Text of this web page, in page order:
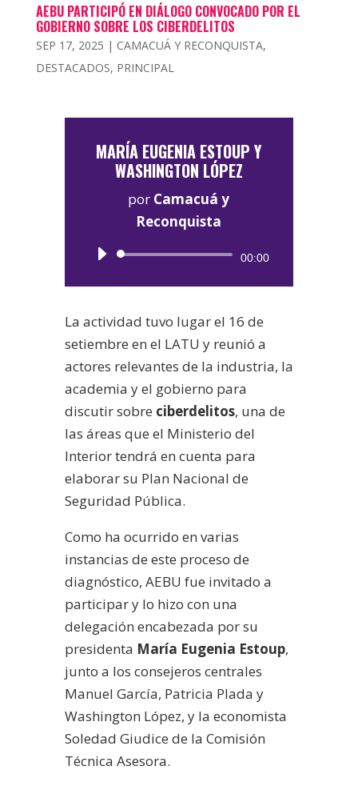
AEBU PARTICIPÓ EN DIÁLOGO CONVOCADO POR EL
GOBIERNO SOBRE LOS CIBERDELITOS
SEP 17, 2025 | CAMACUÁ Y RECONQUISTA,
DESTACADOS, PRINCIPAL
MARÍA EUGENIA ESTOUP Y
WASHINGTON LÓPEZ
por Camacuá y
Reconquista
Reproductor
00:00
La actividad tuvo lugar el 16 de
setiembre en el LATU y reunió a
actores relevantes de la industria, la
academia y el gobierno para
discutir sobre ciberdelitos, una de
las áreas que el Ministerio del
Interior tendrá en cuenta para
elaborar su Plan Nacional de
Seguridad Pública.
Como ha ocurrido en varias
instancias de este proceso de
diagnóstico, AEBU fue invitado a
participar y lo hizo con una
delegación encabezada por su
presidenta María Eugenia Estoup,
junto a los consejeros centrales
Manuel García, Patricia Plada y
Washington López, y la economista
Soledad Giudice de la Comisión
Técnica Asesora.